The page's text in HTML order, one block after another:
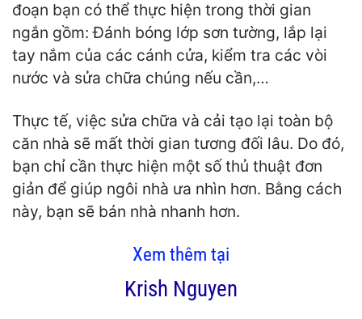
đoạn bạn có thể thực hiện trong thời gian
ngắn gồm: Đánh bóng lớp sơn tường, lắp lại
tay nắm của các cánh cửa, kiểm tra các vòi
nước và sửa chữa chúng nếu cần,…
Thực tế, việc sửa chữa và cải tạo lại toàn bộ
căn nhà sẽ mất thời gian tương đối lâu. Do đó,
bạn chỉ cần thực hiện một số thủ thuật đơn
giản để giúp ngôi nhà ưa nhìn hơn. Bằng cách
này, bạn sẽ bán nhà nhanh hơn.
Xem thêm tại
Krish Nguyen